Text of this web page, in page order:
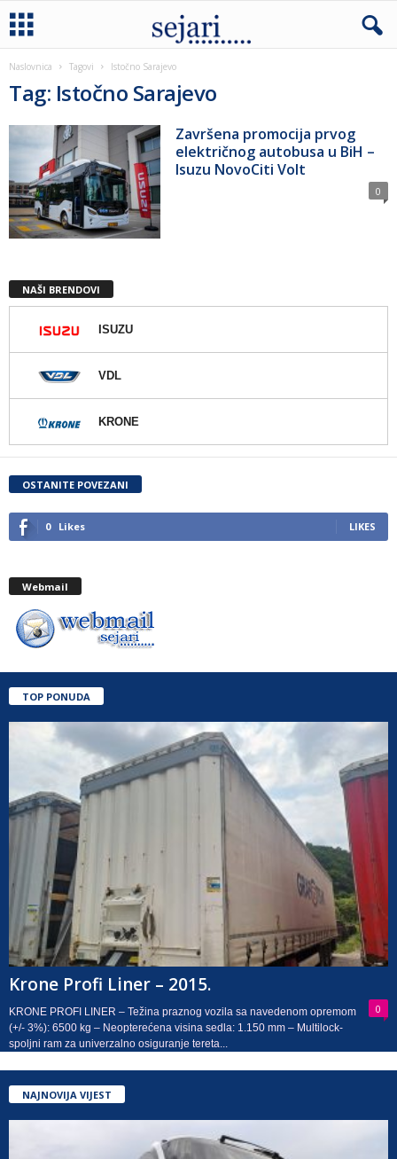
Naslovnica Tagovi Istočno Sarajevo
Tag: Istočno Sarajevo
Završena promocija prvog
električnog autobusa u BiH –
Isuzu NovoCiti Volt
0
NAŠI BRENDOVI
ISUZU
VDL
KRONE
OSTANITE POVEZANI
0 Likes LIKES
Webmail
TOP PONUDA
Krone Profi Liner – 2015.
0
KRONE PROFI LINER – Težina praznog vozila sa navedenom opremom
(+/- 3%): 6500 kg – Neopterećena visina sedla: 1.150 mm – Multilock-
spoljni ram za univerzalno osiguranje tereta...
NAJNOVIJA VIJEST